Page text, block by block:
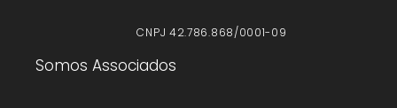
CNPJ 42.786.868/0001-09
Somos Associados